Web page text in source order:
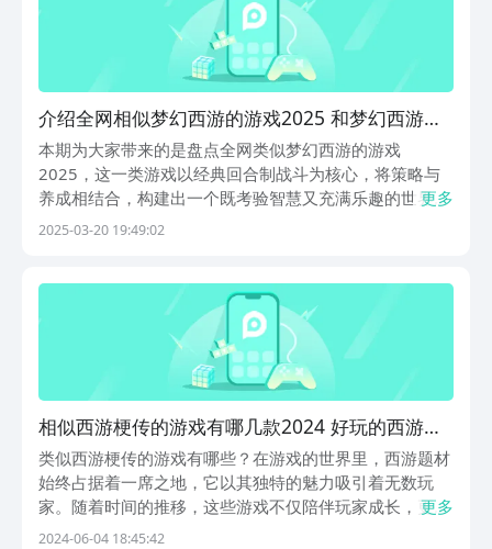
介绍全网相似梦幻西游的游戏2025 和梦幻西游一
样的游戏有哪几款
本期为大家带来的是盘点全网类似梦幻西游的游戏
2025，这一类游戏以经典回合制战斗为核心，将策略与
养成相结合，构建出一个既考验智慧又充满乐趣的世界。
战斗节奏紧凑，技能释放讲究搭配，宠物培养决定战局走
式体...
更多
2025-03-20 19:49:02
相似西游梗传的游戏有哪几款2024 好玩的西游主
题游戏合辑
类似西游梗传的游戏有哪些？在游戏的世界里，西游题材
始终占据着一席之地，它以其独特的魅力吸引着无数玩
家。随着时间的推移，这些游戏不仅陪伴玩家成长，更在
不断创新中焕发新的活力。如今，许多经典之作已经登陆
更多
2024-06-04 18:45:42